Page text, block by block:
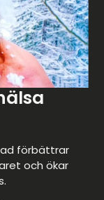
förbättrar
och ökar